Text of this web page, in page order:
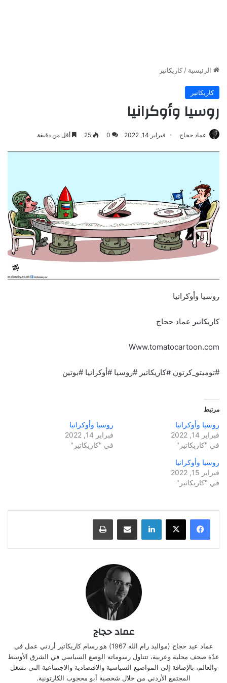
الرئيسية / كاريكاتير
كاريكاتير
روسيا وأوكرانيا
عماد حجاج فبراير 14, 2022 0
25 أقل من دقيقة
روسيا وأوكرانيا
كاريكاتير عماد حجاج
Www.tomatocartoon.com
#توميتو_كرتون #كاريكاتير #روسيا #أوكرانيا #بوتين
مرتبط
روسيا وأوكرانيا
فبراير 14, 2022
في "كاريكاتير"
روسيا وأوكرانيا
فبراير 14, 2022
في "كاريكاتير"
روسيا وأوكرانيا
فبراير 15, 2022
في "كاريكاتير"
لينكدإن مشاركة عبر البريد طباعة
عماد حجاج
عماد عيد حجاج (مواليد رام الله 1967) هو رسام كاريكاتير أردني عمل في
عدّة صحف محلية وعربية، تتناول رسوماته الوضع السياسي في الشرق الأوسط
والعالم، بالإضافة إلى المواضيع السياسية والاقتصادية والاجتماعية التي تشغل
المجتمع الأردني من خلال شخصية أبو محجوب الكارتونية.